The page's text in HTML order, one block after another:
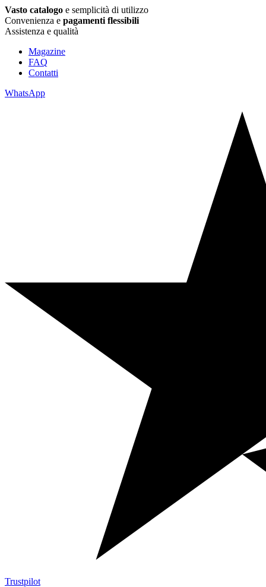
Vasto catalogo e semplicità di utilizzo
Convenienza e pagamenti flessibili
Assistenza e qualità
Magazine
FAQ
Contatti
WhatsApp
Trustpilot